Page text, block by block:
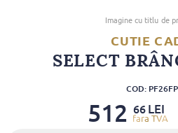
Imagine cu titlu de
CUTIE
SELECT
COD:
512 66 LEI